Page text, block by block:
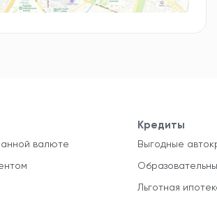
валюте
Кредиты
Выгодные
Льготная